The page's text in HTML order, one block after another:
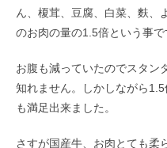
ん、榎茸、豆腐、白菜、麩、
のお肉の量の1.5倍という事で
お腹も減っていたのでスタン
知れません。しかしながら
も満足出来ました。
さすが国産牛、お肉とても柔